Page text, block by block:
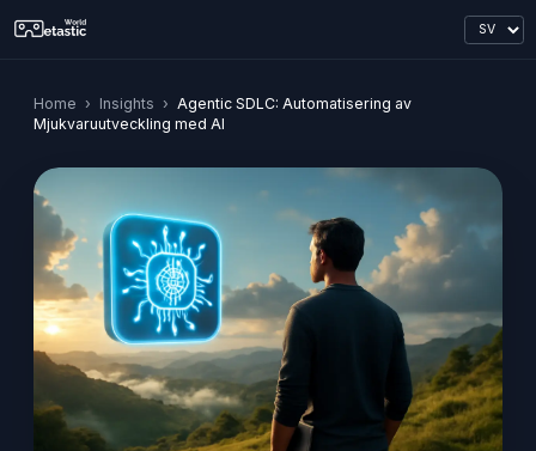
Home › Insights › Agentic SDLC: Automatisering av
Mjukvaruutveckling med AI